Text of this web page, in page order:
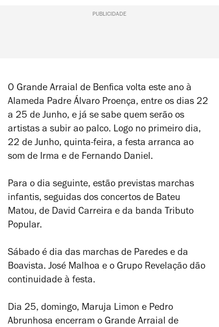
PUBLICIDADE
O Grande Arraial de Benfica volta este ano à
Alameda Padre Álvaro Proença, entre os dias 22
a 25 de Junho, e já se sabe quem serão os
artistas a subir ao palco. Logo no primeiro dia,
22 de Junho, quinta-feira, a festa arranca ao
som de Irma e de Fernando Daniel.
Para o dia seguinte, estão previstas marchas
infantis, seguidas dos concertos de Bateu
Matou, de David Carreira e da banda Tributo
Popular.
Sábado é dia das marchas de Paredes e da
Boavista. José Malhoa e o Grupo Revelação dão
continuidade à festa.
Dia 25, domingo, Maruja Limon e Pedro
Abrunhosa encerram o Grande Arraial de